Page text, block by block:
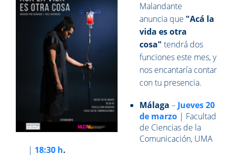
Malandante
anuncia que "Acá la
vida es otra
cosa" tendrá dos
funciones este mes, y
nos encantaría contar
con tu presencia.
Málaga – Jueves 20
de marzo | Facultad
de Ciencias de la
Comunicación, UMA
| 18:30 h.